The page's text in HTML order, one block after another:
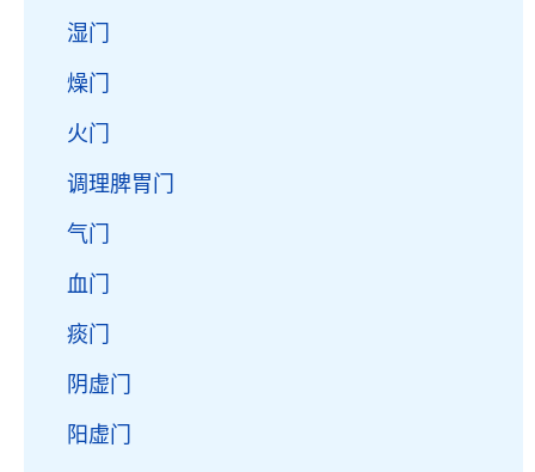
湿门
燥门
火门
调理脾胃门
气门
血门
痰门
阴虚门
阳虚门